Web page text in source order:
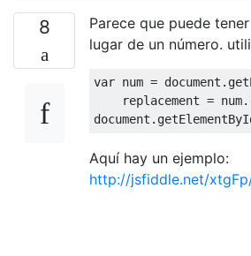
8
Parece que puede
lugar de un número.
var num = document .
    replacement
= num.
document .
Aquí hay un ejemplo:
http://jsfiddle.net/